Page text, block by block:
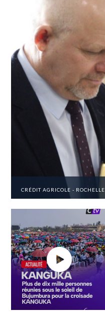
CRÉDIT AGRICOLE - ROCHELLE